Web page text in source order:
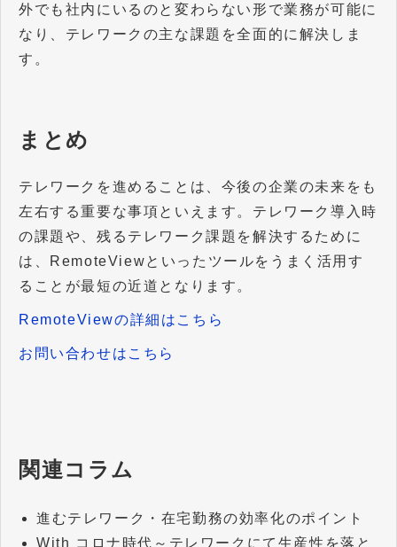
外でも社内にいるのと変わらない形で業務が可能に
なり、テレワークの主な課題を全面的に解決しま
す。
まとめ
テレワークを進めることは、今後の企業の未来をも
左右する重要な事項といえます。テレワーク導入時
の課題や、残るテレワーク課題を解決するために
は、RemoteViewといったツールをうまく活用す
ることが最短の近道となります。
RemoteViewの詳細はこちら
お問い合わせはこちら
関連コラム
進むテレワーク・在宅勤務の効率化のポイント
With コロナ時代～テレワークにて生産性を落と